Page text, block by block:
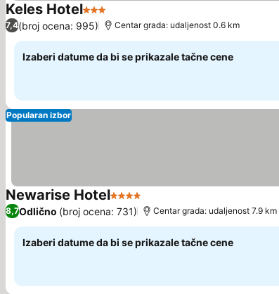
Keles Hotel3 ZvezdicePogledaj cene
7,4(broj ocena: 995) Centar grada: udaljenost 0.6 km
Izaberi datume da bi se prikazale tačne cene
Popularan izbor
Newarise Hotel4 ZvezdicePogledaj cene
8,7Odlično (broj ocena: 731) Centar grada: udaljenost 7.9 km
Izaberi datume da bi se prikazale tačne cene